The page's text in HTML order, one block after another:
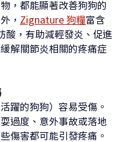
，都能顯著改善狗狗的
， Zignature 狗糧富含
酸，有助減輕發炎、促進
解關節炎相關的疼痛症
躍的狗狗）容易受傷。
過度、意外事故或落地
傷害都可能引發疼痛。